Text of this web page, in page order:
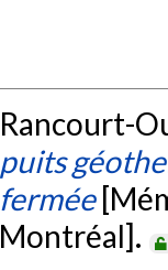
Rancourt-
puits
fermée
Montréal].